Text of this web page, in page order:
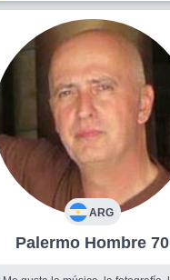
ARG
Palermo Hombre 70